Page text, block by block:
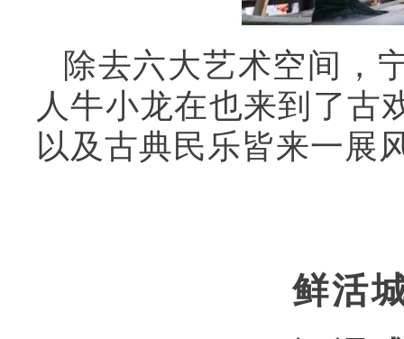
除去六大艺术空间，
人牛小龙在也来到了古
以及古典民乐皆来一展
鲜活